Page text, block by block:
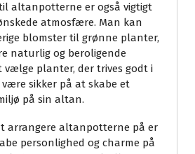
altanpotterne er også vigtigt
atmosfære. Man kan
blomster til grønne planter,
naturlig og beroligende
vælge planter, der trives godt i
sikker på at skabe et
på sin altan.
arrangere altanpotterne på er
personlighed og charme på